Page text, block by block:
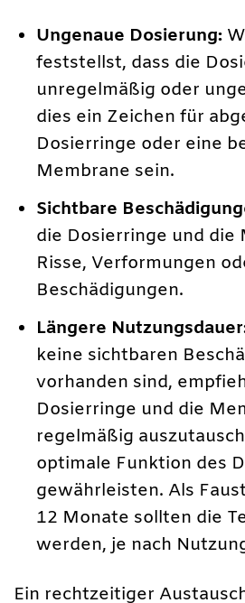
Ungenaue Dosierung:
feststellst, dass die
unregelmäßig oder
dies ein Zeichen für
Dosierringe oder eine
Membrane sein.
Sichtbare
die Dosierringe und die
Risse, Verformungen
Beschädigungen.
Längere
keine sichtbaren
vorhanden sind,
Dosierringe und die
regelmäßig
optimale Funktion des
gewährleisten. Als
12 Monate sollten die
werden, je nach
Ein rechtzeitiger